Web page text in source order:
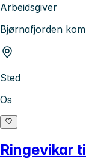
Arbeidsgiver
Bjørnafjorden
Sted
Os
Ringevikar